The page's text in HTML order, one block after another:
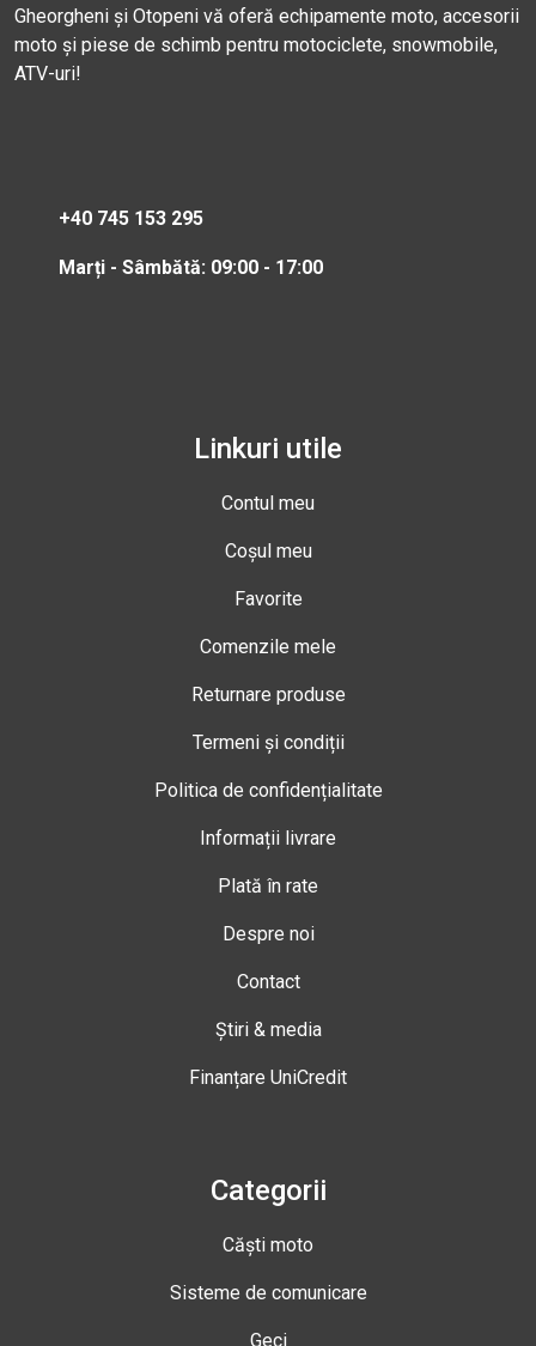
Gheorgheni și Otopeni vă oferă echipamente moto, accesorii
moto și piese de schimb pentru motociclete, snowmobile,
ATV-uri!
+40 745 153 295
Marți - Sâmbătă: 09:00 - 17:00
Linkuri utile
Contul meu
Coșul meu
Favorite
Comenzile mele
Returnare produse
Termeni și condiții
Politica de confidențialitate
Informații livrare
Plată în rate
Despre noi
Contact
Știri & media
Finanțare UniCredit
Categorii
Căști moto
Sisteme de comunicare
Geci